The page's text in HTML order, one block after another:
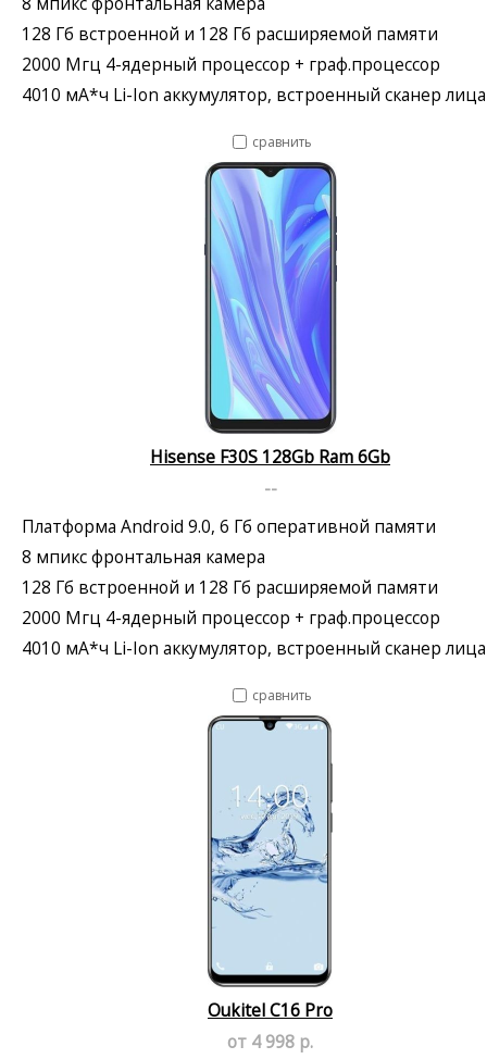
128 Гб встроенной и 128 Гб расширяемой памяти
2000 Мгц 4-ядерный процессор + граф.процессор
4010 мА*ч Li-Ion аккумулятор, встроенный сканер лица
сравнить
Hisense F30S 128Gb Ram 6Gb
--
Платформа Android 9.0, 6 Гб оперативной памяти
8 мпикс фронтальная камера
128 Гб встроенной и 128 Гб расширяемой памяти
2000 Мгц 4-ядерный процессор + граф.процессор
4010 мА*ч Li-Ion аккумулятор, встроенный сканер лица
сравнить
Oukitel C16 Pro
от 4 998 р.